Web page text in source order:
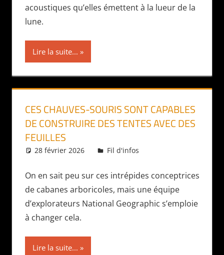
acoustiques qu’elles émettent à la lueur de la
lune.
Lire la suite...
CES CHAUVES-SOURIS SONT CAPABLES
DE CONSTRUIRE DES TENTES AVEC DES
FEUILLES
28 février 2026 Daniel
Fil d'infos
On en sait peu sur ces intrépides conceptrices
de cabanes arboricoles, mais une équipe
d’explorateurs National Geographic s’emploie
à changer cela.
Lire la suite...